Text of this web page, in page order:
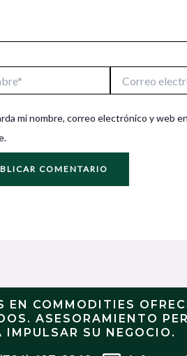
electrónico*
mi nombre, correo electrónico y web
EN COMMODITIES
ASESORAMIENTO
IMPULSAR SU NEGOCIO.